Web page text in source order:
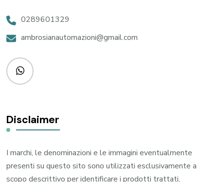
0289601329
ambrosianautomazioni@gmail.com
Disclaimer
I marchi, le denominazioni e le immagini eventualmente
presenti su questo sito sono utilizzati esclusivamente a
scopo descrittivo per identificare i prodotti trattati,